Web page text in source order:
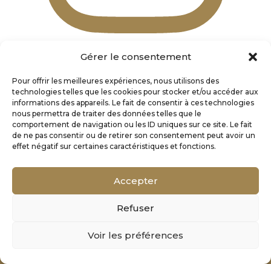
Gérer le consentement
Pour offrir les meilleures expériences, nous utilisons des
technologies telles que les cookies pour stocker et/ou accéder aux
informations des appareils. Le fait de consentir à ces technologies
nous permettra de traiter des données telles que le
comportement de navigation ou les ID uniques sur ce site. Le fait
de ne pas consentir ou de retirer son consentement peut avoir un
effet négatif sur certaines caractéristiques et fonctions.
Accepter
Refuser
Voir les préférences
Mentions Légales